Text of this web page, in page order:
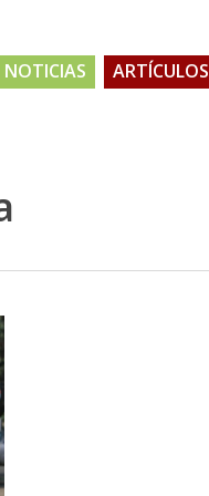
NOTICIAS ARTÍCULOS